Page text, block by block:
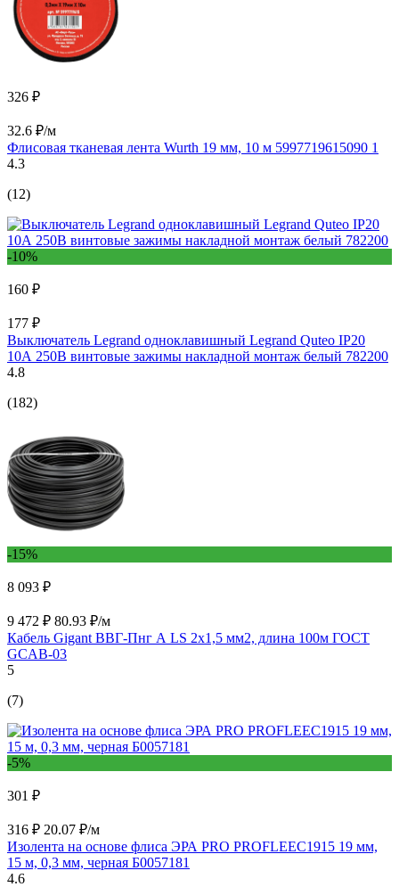
326 ₽
32.6 ₽/м
Флисовая тканевая лента Wurth 19 мм, 10 м 5997719615090 1
4.3
(12)
-10%
160 ₽
177 ₽
Выключатель Legrand одноклавишный Legrand Quteo IP20
10А 250В винтовые зажимы накладной монтаж белый 782200
4.8
(182)
-15%
8 093 ₽
9 472 ₽ 80.93 ₽/м
Кабель Gigant ВВГ-Пнг А LS 2x1,5 мм2, длина 100м ГОСТ
GCAB-03
5
(7)
-5%
301 ₽
316 ₽ 20.07 ₽/м
Изолента на основе флиса ЭРА PRO PROFLEEC1915 19 мм,
15 м, 0,3 мм, черная Б0057181
4.6